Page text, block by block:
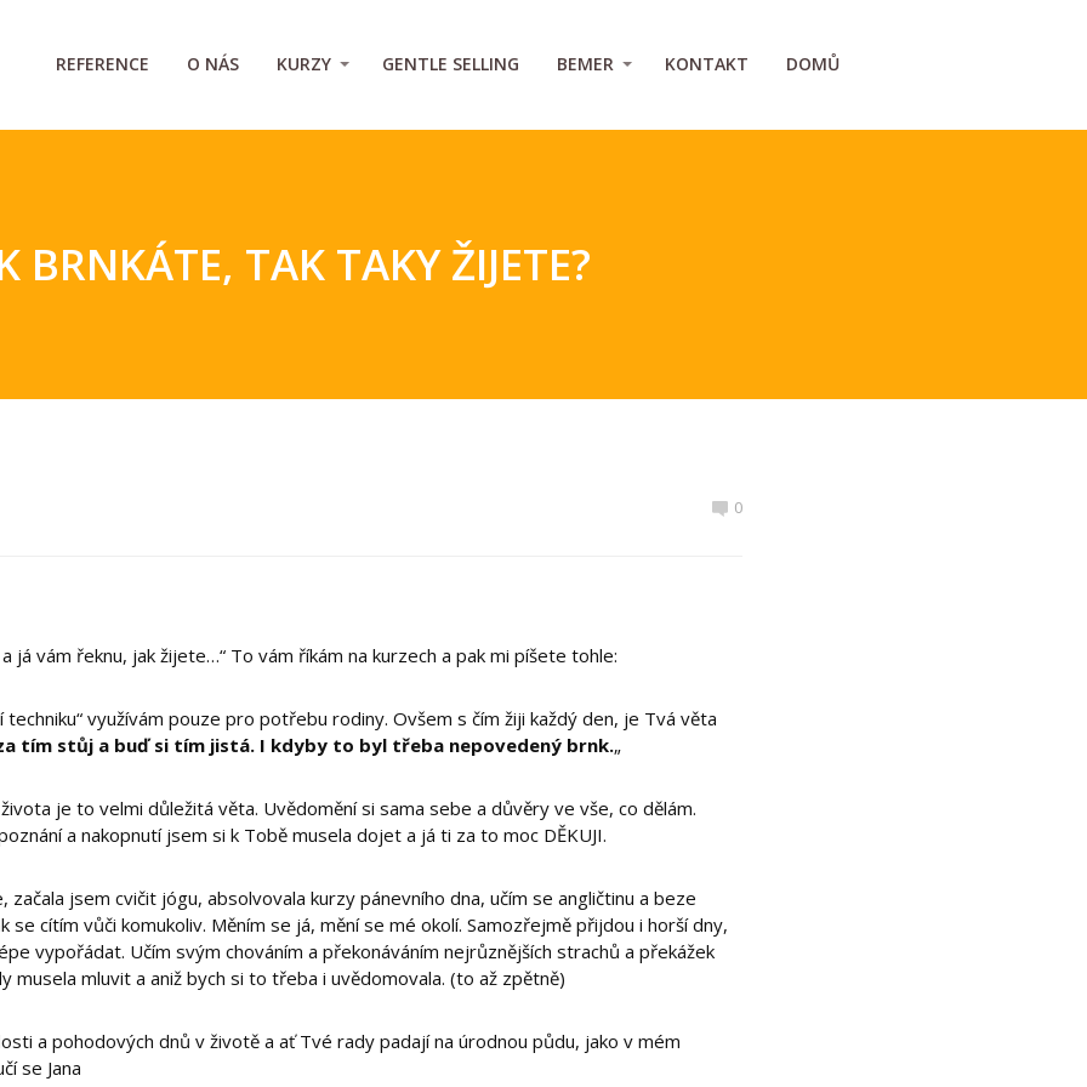
REFERENCE O NÁS KURZY GENTLE SELLING BEMER KONTAKT DOMŮ
BRNKÁTE, TAK TAKY ŽIJETE?
0
já vám řeknu, jak žijete…“ To vám říkám na kurzech a pak mi píšete tohle:
techniku“ využívám pouze pro potřebu rodiny. Ovšem s čím žiji každý den, je Tvá věta
tím stůj a buď si tím jistá. I kdyby to byl třeba nepovedený brnk.„
je to velmi důležitá věta. Uvědomění si sama sebe a důvěry ve vše, co dělám.
a nakopnutí jsem si k Tobě musela dojet a já ti za to moc DĚKUJI.
začala jsem cvičit jógu, absolvovala kurzy pánevního dna, učím se angličtinu a beze
se cítím vůči komukoliv. Měním se já, mění se mé okolí. Samozřejmě přijdou i horší dny,
vypořádat. Učím svým chováním a překonáváním nejrůznějších strachů a překážek
musela mluvit a aniž bych si to třeba i uvědomovala. (to až zpětně)
a pohodových dnů v životě a ať Tvé rady padají na úrodnou půdu, jako v mém
se Jana